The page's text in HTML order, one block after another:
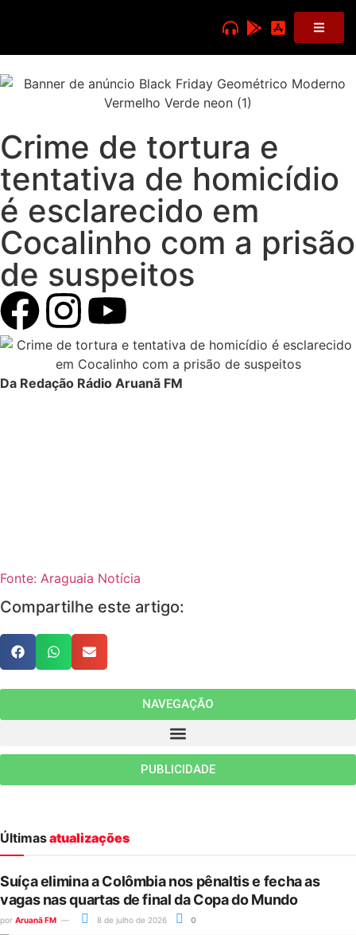
Crime de tortura e
tentativa de homicídio
é esclarecido em
Cocalinho com a prisão
de suspeitos
Da Redação Rádio Aruanã FM
Fonte: Araguaia Notícia
Compartilhe este artigo:
NAVEGAÇÃO
PUBLICIDADE
Últimasatualizações
Suíça elimina a Colômbia nos pênaltis e fecha as
vagas nas quartas de final da Copa do Mundo
por Aruanã FM 8 de julho de 2026 0